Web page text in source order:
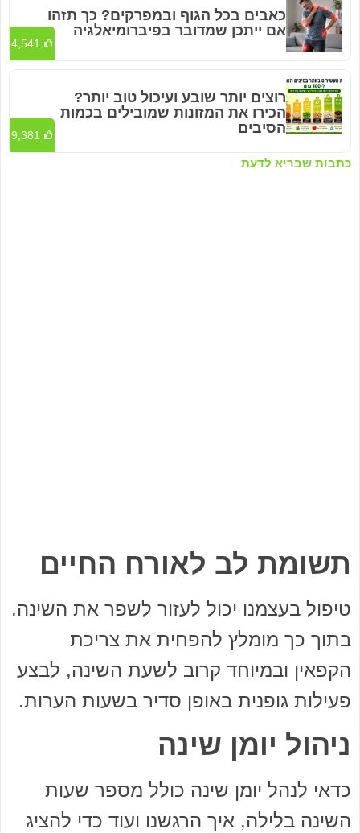
כתבות שבריא לדעת
כאבים בכל הגוף ובמפרקים? כך תזהו
אם ייתכן שמדובר בפיברומיאלגיה
4,541
רוצים יותר שובע ועיכול טוב יותר?
הכירו את המזונות שמובילים בכמות
הסיבים
9,381
תשומת לב לאורח החיים
טיפול בעצמנו יכול לעזור לשפר את השינה.
בתוך כך מומלץ להפחית את צריכת
הקפאין ובמיוחד קרוב לשעת השינה, לבצע
פעילות גופנית באופן סדיר בשעות הערות.
ניהול יומן שינה
כדאי לנהל יומן שינה כולל מספר שעות
השינה בלילה, איך הרגשנו ועוד כדי להציג